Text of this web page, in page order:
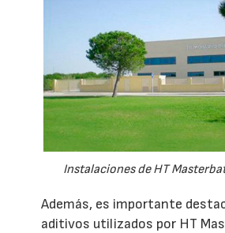
Instalaciones de HT
Además, es importante
aditivos utilizados por HT